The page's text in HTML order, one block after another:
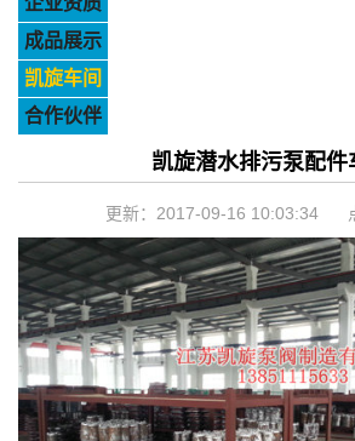
成品展示
凯旋车间
合作伙伴
凯旋潜水排污泵配件
更新：2017-09-16 10:03:34